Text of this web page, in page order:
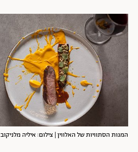
המנות הסתוויות של האלווין | צילום: איליה מלניקוב